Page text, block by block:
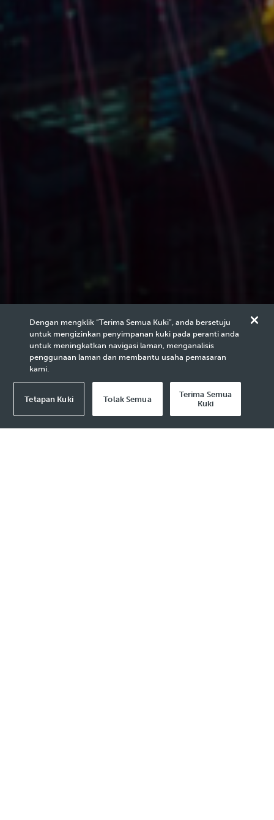
Technology
Dengan mengklik “Terima Semua Kuki”, anda bersetuju
untuk mengizinkan penyimpanan kuki pada peranti anda
untuk meningkatkan navigasi laman, menganalisis
penggunaan laman dan membantu usaha pemasaran
kami.
Tetapan Kuki Tolak Semua
Terima Semua
Kuki